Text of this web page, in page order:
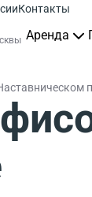
Контакты
Аренда